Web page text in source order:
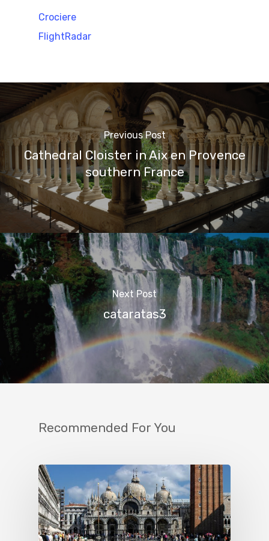
Crociere
FlightRadar
Previous Post
Cathedral Cloister in Aix en Provence
southern France
Next Post
cataratas3
Recommended For You